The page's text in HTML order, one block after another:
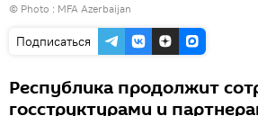
© Photo : MFA Azerbaijan
Подписаться
Республика продолжит
госструктурами и